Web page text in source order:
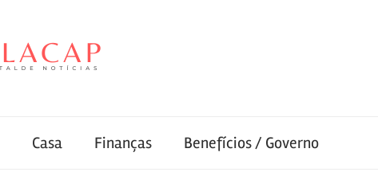
Casa Finanças Benefícios / Governo